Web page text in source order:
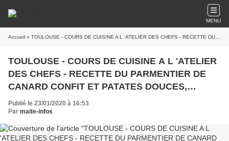
MENU
Accueil » TOULOUSE - COURS DE CUISINE A L 'ATELIER DES CHEFS - RECETTE DU PARMENTIER DE CANARD CONFIT ET PATATES DOUCES, CRUMBLE AU FOIE GRAS - TIRAMISU AUX SPÉCULOOS
TOULOUSE - COURS DE CUISINE A L 'ATELIER
DES CHEFS - RECETTE DU PARMENTIER DE
CANARD CONFIT ET PATATES DOUCES,
CRUMBLE AU FOIE GRAS - TIRAMISU AUX
SPÉCULOOS
Publié le 23/01/2020 à 16:53
Par maite-infos